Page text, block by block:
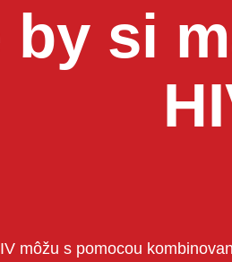
by si
môžu s pomocou